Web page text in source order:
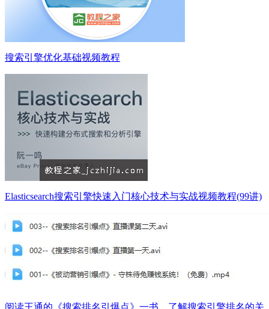
搜索引擎优化基础视频教程
Elasticsearch搜索引擎快速入门核心技术与实战视频教程(99讲)